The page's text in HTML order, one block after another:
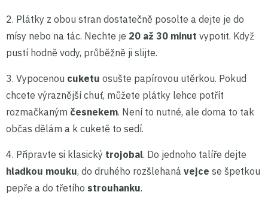
2. Plátky z obou stran dostatečně posolte a dejte je do
mísy nebo na tác. Nechte je 20 až 30 minut vypotit. Když
pustí hodně vody, průběžně ji slijte.
3. Vypocenou cuketu osušte papírovou utěrkou. Pokud
chcete výraznější chuť, můžete plátky lehce potřít
rozmačkaným česnekem. Není to nutné, ale doma to tak
občas dělám a k cuketě to sedí.
4. Připravte si klasický trojobal. Do jednoho talíře dejte
hladkou mouku, do druhého rozšlehaná vejce se špetkou
pepře a do třetího strouhanku.